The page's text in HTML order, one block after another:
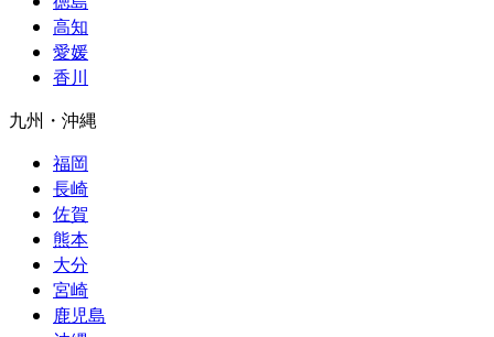
高知
愛媛
香川
九州 ・ 沖縄
福岡
長崎
佐賀
熊本
大分
宮崎
鹿児島